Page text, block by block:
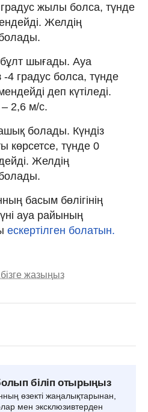
жылы болса, түнде
Желдің
шығады. Ауа
-4 градус болса, түнде
деп күтіледі.
2,6 м/с.
болады. Күндіз
көрсетсе, түнде 0
Желдің
басым бөлігінің
ауа райының
ескертілген болатын.
бізге жазыңыз
біліп отырыңыз
өзекті жаңалықтарынан,
мен эксклюзивтерден